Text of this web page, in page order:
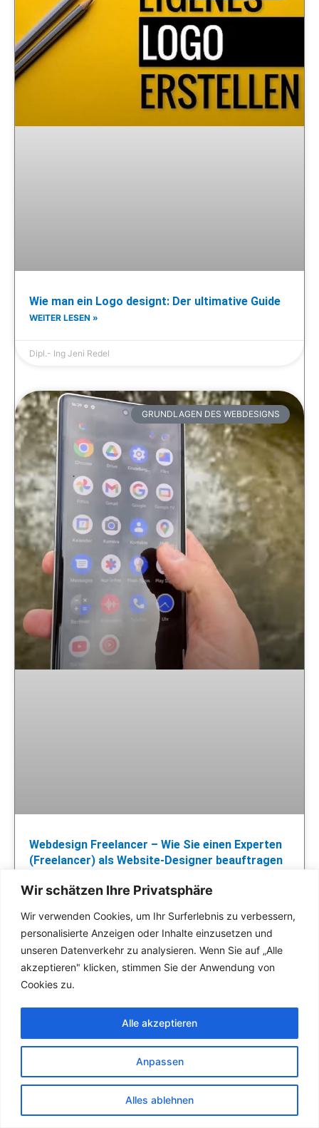
Wir schätzen Ihre Privatsphäre
Wir verwenden Cookies, um Ihr Surferlebnis zu verbessern,
personalisierte Anzeigen oder Inhalte einzusetzen und
unseren Datenverkehr zu analysieren. Wenn Sie auf „Alle
akzeptieren" klicken, stimmen Sie der Anwendung von
Cookies zu.
Anpassen
Alles ablehnen
Alle akzeptieren
Wie man ein Logo designt: Der ultimative Guide
WEITER LESEN »
Dipl.- Ing Jeni Redel
GRUNDLAGEN DES WEBDESIGNS
Webdesign Freelancer – Wie Sie einen Experten
(Freelancer) als Website-Designer beauftragen
Siegfried Hesker
BILD- UND MEDIENGESTALTUNG